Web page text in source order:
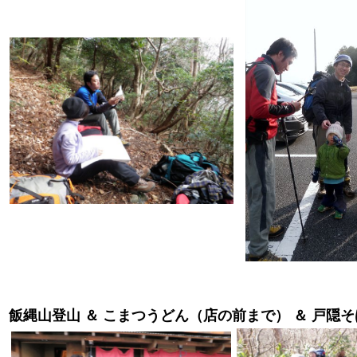
飯縄山登山 ＆ こまつうどん（店の前まで） ＆ 戸隠